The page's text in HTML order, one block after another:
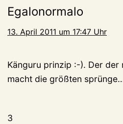
Egalonormalo
13. April 2011 um 17:47 Uhr
Känguru prinzip :-). Der der
macht die größten
3